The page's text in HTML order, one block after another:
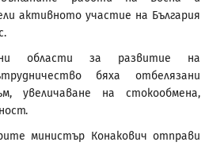
активното участие на България
области за развитие на
бяха отбелязани
увеличаване на стокообмена,
министър Конакович отправи